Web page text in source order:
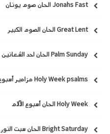
Jonahs Fast الحان صوم يونان
Great Lent الحان الصوم الكبير
Palm Sunday الحان احد الشعانين
Holy Week psalms مزامير أسبوع الآلام
Holy Week الحان أسبوع الآلام
Bright Saturday الحان سبت النور